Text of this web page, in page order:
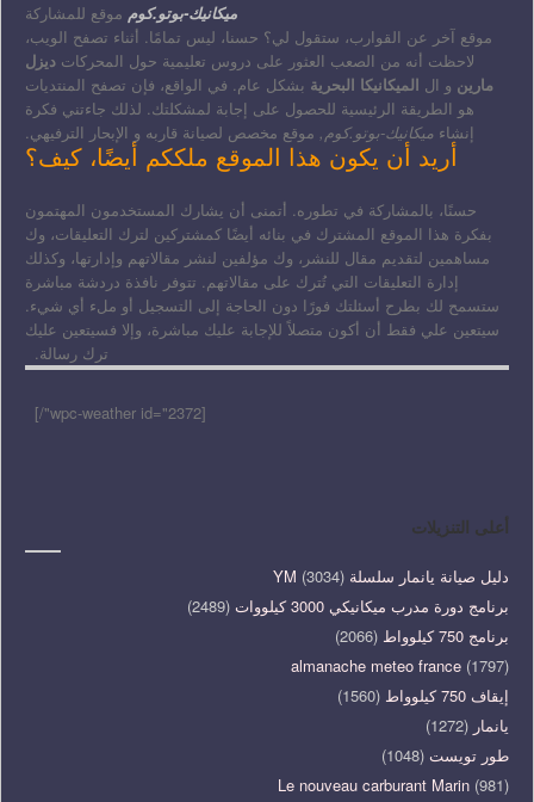
ميكانيك-بوتو.كوم موقع للمشاركة
موقع آخر عن القوارب، ستقول لي؟ حسنا، ليس تمامًا. أثناء تصفح الويب،
لاحظت أنه من الصعب العثور على دروس تعليمية حول المحركات ديزل
مارين و ال الميكانيكا البحرية بشكل عام. في الواقع، فإن تصفح المنتديات
هو الطريقة الرئيسية للحصول على إجابة لمشكلتك. لذلك جاءتني فكرة
إنشاء ميكانيك-بوتو.كوم, موقع مخصص لصيانة قاربه و الإبحار الترفيهي.
أريد أن يكون هذا الموقع ملككم أيضًا، كيف؟
حسنًا، بالمشاركة في تطوره. أتمنى أن يشارك المستخدمون المهتمون
بفكرة هذا الموقع المشترك في بنائه أيضًا كمشتركين لترك التعليقات، وك
مساهمين لتقديم مقال للنشر، وك مؤلفين لنشر مقالاتهم وإدارتها، وكذلك
إدارة التعليقات التي تُترك على مقالاتهم. تتوفر نافذة دردشة مباشرة
ستسمح لك بطرح أسئلتك فورًا دون الحاجة إلى التسجيل أو ملء أي شيء.
سيتعين علي فقط أن أكون متصلاً للإجابة عليك مباشرة، وإلا فسيتعين عليك
ترك رسالة.
[wpc-weather id="2372"/]
أعلى التنزيلات
دليل صيانة يانمار سلسلة YM (3034)
برنامج دورة مدرب ميكانيكي 3000 كيلووات
(2489)
برنامج 750 كيلوواط
(2066)
almanache meteo france (1797)
إيقاف 750 كيلوواط
(1560)
يانمار (1272)
طور تويست (1048)
Le nouveau carburant Marin (981)